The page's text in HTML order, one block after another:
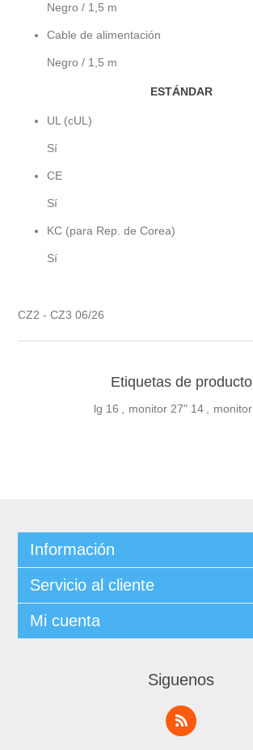
Negro / 1,5 m
Cable de alimentación
Negro / 1,5 m
ESTÁNDAR
UL (cUL)
Sí
CE
Sí
KC (para Rep. de Corea)
Sí
CZ2 - CZ3 06/26
Etiquetas de producto
lg 16 , monitor 27" 14 , monitor
Información
Servicio al cliente
Mi cuenta
Siguenos